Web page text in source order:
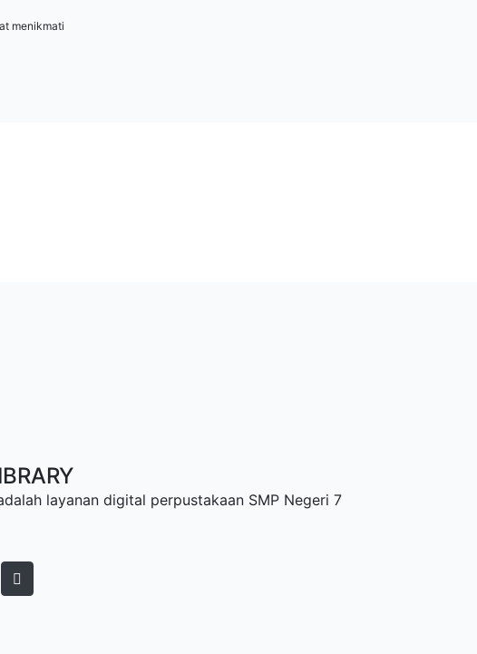
menikmati
layanan digital perpustakaan SMP Negeri 7